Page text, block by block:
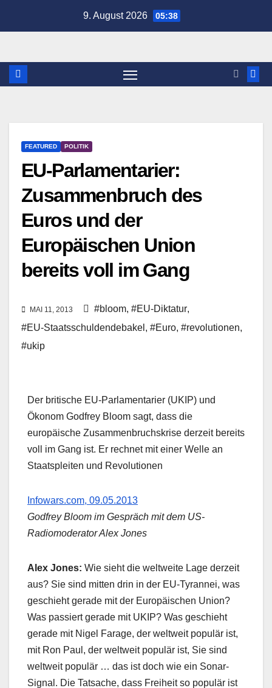
9. August 2026 05:38
FEATURED POLITIK
EU-Parlamentarier:
Zusammenbruch des
Euros und der
Europäischen Union
bereits voll im Gang
MAI 11, 2013 #bloom, #EU-Diktatur,
#EU-Staatsschuldendebakel , #Euro, #revolutionen,
#ukip
Der britische EU-Parlamentarier (UKIP) und
Ökonom Godfrey Bloom sagt, dass die
europäische Zusammenbruchskrise derzeit bereits
voll im Gang ist. Er rechnet mit einer Welle an
Staatspleiten und Revolutionen
Infowars.com, 09.05.2013
Godfrey Bloom im Gespräch mit dem US-
Radiomoderator Alex Jones
Alex Jones: Wie sieht die weltweite Lage derzeit
aus? Sie sind mitten drin in der EU-Tyrannei, was
geschieht gerade mit der Europäischen Union?
Was passiert gerade mit UKIP? Was geschieht
gerade mit Nigel Farage, der weltweit populär ist,
mit Ron Paul, der weltweit populär ist, Sie sind
weltweit populär … das ist doch wie ein Sonar-
Signal. Die Tatsache, dass Freiheit so populär ist